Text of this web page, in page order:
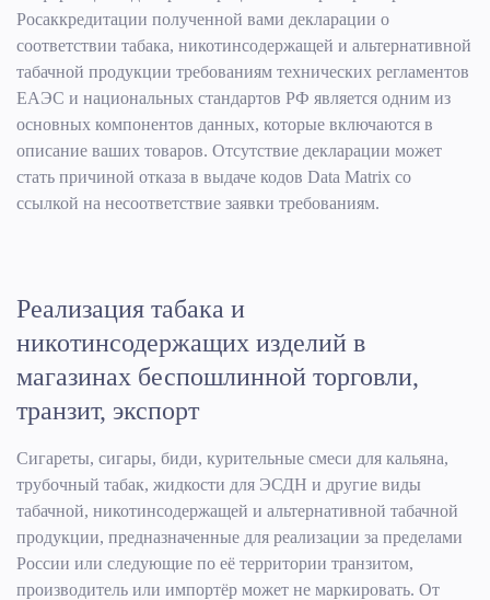
Росаккредитации полученной вами декларации о
соответствии табака, никотинсодержащей и альтернативной
табачной продукции требованиям технических регламентов
ЕАЭС и национальных стандартов РФ является одним из
основных компонентов данных, которые включаются в
описание ваших товаров. Отсутствие декларации может
стать причиной отказа в выдаче кодов Data Matrix со
ссылкой на несоответствие заявки требованиям.
Реализация табака и
никотинсодержащих изделий в
магазинах беспошлинной торговли,
транзит, экспорт
Сигареты, сигары, биди, курительные смеси для кальяна,
трубочный табак, жидкости для ЭСДН и другие виды
табачной, никотинсодержащей и альтернативной табачной
продукции, предназначенные для реализации за пределами
России или следующие по её территории транзитом,
производитель или импортёр может не маркировать. От